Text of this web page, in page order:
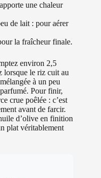
une chaleur
de lait : pour aérer
la fraîcheur finale.
environ 2,5
lorsque le riz cuit au
à un peu
Pour finir,
crue poêlée : c’est
avant de farcir.
d’olive en finition
plat véritablement